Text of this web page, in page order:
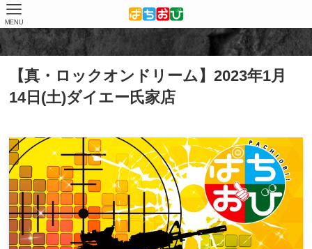
MENU
ホーム 店舗（結果） ダイエー氏家店
【真・ロックオンドリーム】2023年1月
14日(土)ダイエー氏家店